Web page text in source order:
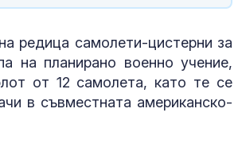
редица самолети-цистерни за
на планирано военно учение,
от 12 самолета, като те се
в съвместната американско-
изключително
шест месеца
Как се променят
костите с напредване